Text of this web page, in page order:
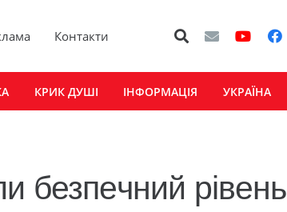
Контакти
КРИК ДУШІ ІНФОРМАЦІЯ УКРАЇНА
безпечний рівень